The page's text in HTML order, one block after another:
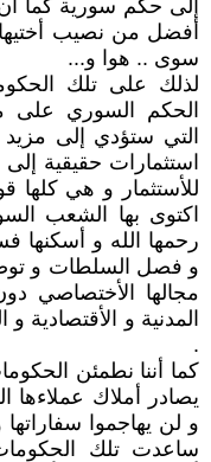
إلى حكم سورية كما
أفضل من نصيب أختيها
سوى .. هوا و...
لذلك على تلك
الحكم السوري على
التي ستؤدي إلى
استثمارات حقيقية إلى
للأستثمار و هي كلها
اكتوى بها الشعب
رحمها الله و أسكنها
و فصل السلطات و
مجالها الأختصاصي
المدنية و الأقتصادية
.
كما أننا نطمئن
يصادر أملاك عملاءها
و لن يهاجموا سفاراتها
ساعدت تلك